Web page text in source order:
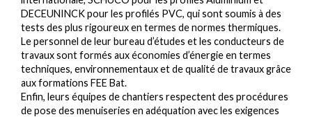
DECEUNINCK pour les profilés PVC, qui sont soumis à des
tests des plus rigoureux en termes de normes thermiques.
Le personnel de leur bureau d’études et les conducteurs de
travaux sont formés aux économies d’énergie en termes
techniques, environnementaux et de qualité de travaux grâce
aux formations FEE Bat.
Enfin, leurs équipes de chantiers respectent des procédures
de pose des menuiseries en adéquation avec les exigences